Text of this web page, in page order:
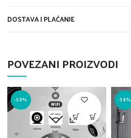
DOSTAVA I PLAĆANJE
POVEZANI PROIZVODI
-50% -34%